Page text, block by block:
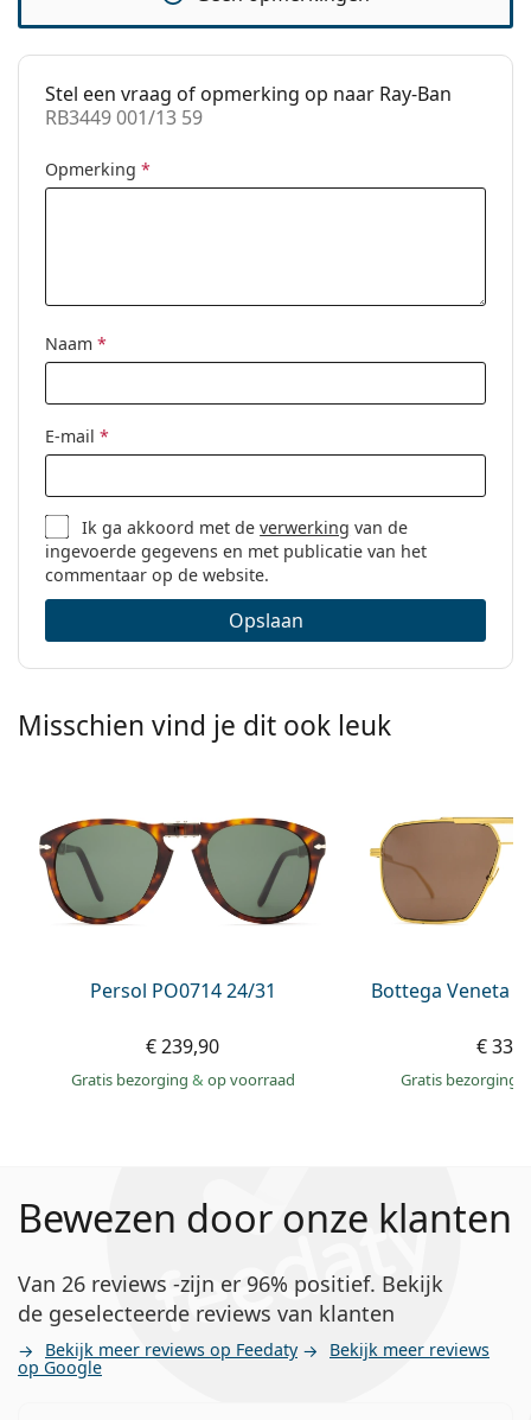
beschikbaar:
Stel een vraag of opmerking op naar Ray-Ban
RB3449 001/13 59
Opmerking *
Naam *
E-mail *
Ik ga akkoord met deverwerking van de
ingevoerde gegevens en met publicatie van het
commentaar op de website.
Opslaan
Misschien vind je dit ook leuk
Persol PO0714 24/31
€ 239,90
Gratis bezorging & op voorraad
Bottega Veneta
€
Gratis bezorging
Bewezen door onze klanten
Van 26 reviews -zijn er 96% positief. Bekijk
de geselecteerde reviews van klanten
Bekijk meer reviews op Feedaty Bekijk meer reviews
op Google